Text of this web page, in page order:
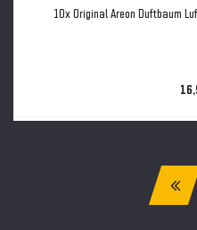
10x Original Areon Duftbaum